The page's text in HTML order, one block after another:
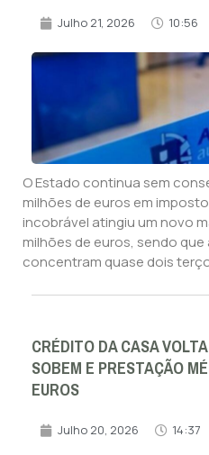
Julho 21, 2026 10:56
O Estado continua sem
milhões de euros em
incobrável atingiu um novo
milhões de euros, sendo
concentram quase dois
CRÉDITO DA CASA
SOBEM E PRESTAÇÃO
EUROS
Julho 20, 2026 14:37